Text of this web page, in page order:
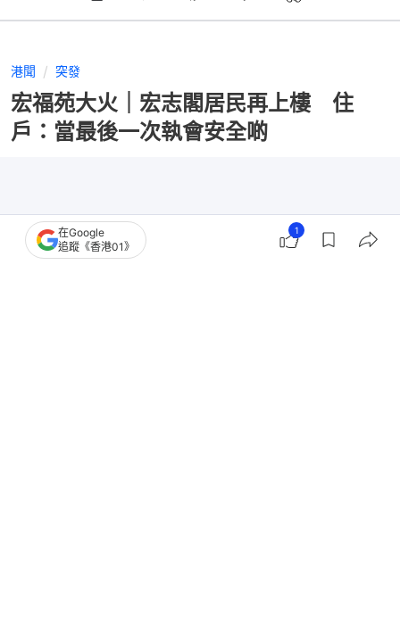
港聞 突發
宏福苑大火｜宏志閣居民再上樓 住
戶：當最後一次執會安全啲
在Google
追蹤《香港01》
1